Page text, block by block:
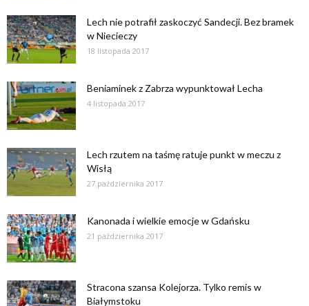
Lech nie potrafił zaskoczyć Sandecji. Bez bramek
w Niecieczy
18 listopada 2017
Beniaminek z Zabrza wypunktował Lecha
4 listopada 2017
Lech rzutem na taśmę ratuje punkt w meczu z
Wisłą
27 października 2017
Kanonada i wielkie emocje w Gdańsku
21 października 2017
Stracona szansa Kolejorza. Tylko remis w
Białymstoku